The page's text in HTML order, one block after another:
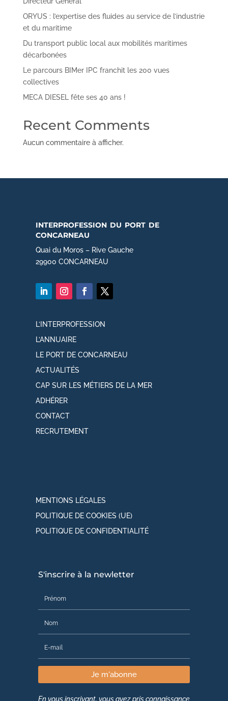
ORYUS : l’expertise des fluides au service de l’industrie
et du maritime
Du transport public local aux mobilités maritimes
décarbonées
Le parcours BIMer IPC franchit les 200 vues
collectives
MECA DIESEL fête ses 40 ans !
Recent Comments
Aucun commentaire à afficher.
interprofession du port de
concarneau
Quai du Moros – Rive Gauche
29900 CONCARNEAU
L’INTERPROFESSION
L’ANNUAIRE
LE PORT DE CONCARNEAU
ACTUALITÉS
CAP SUR LES MÉTIERS DE LA MER
ADHÉRER
CONTACT
RECRUTEMENT
MENTIONS LÉGALES
POLITIQUE DE COOKIES (UE)
POLITIQUE DE CONFIDENTIALITÉ
S'inscrire à la newletter
Je m'abonne
En vous inscrivant, vous avez pris connaissance